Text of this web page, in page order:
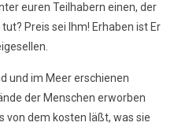
euren Teilhabern einen, der
Preis sei Ihm! Erhaben ist Er
und im Meer erschienen
der Menschen erworben
von dem kosten läßt, was sie